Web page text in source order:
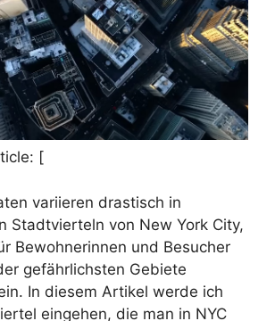
[
variieren drastisch in
Stadtvierteln von New York City,
Bewohnerinnen und Besucher
gefährlichsten Gebiete
In diesem Artikel werde ich
eingehen, die man in NYC